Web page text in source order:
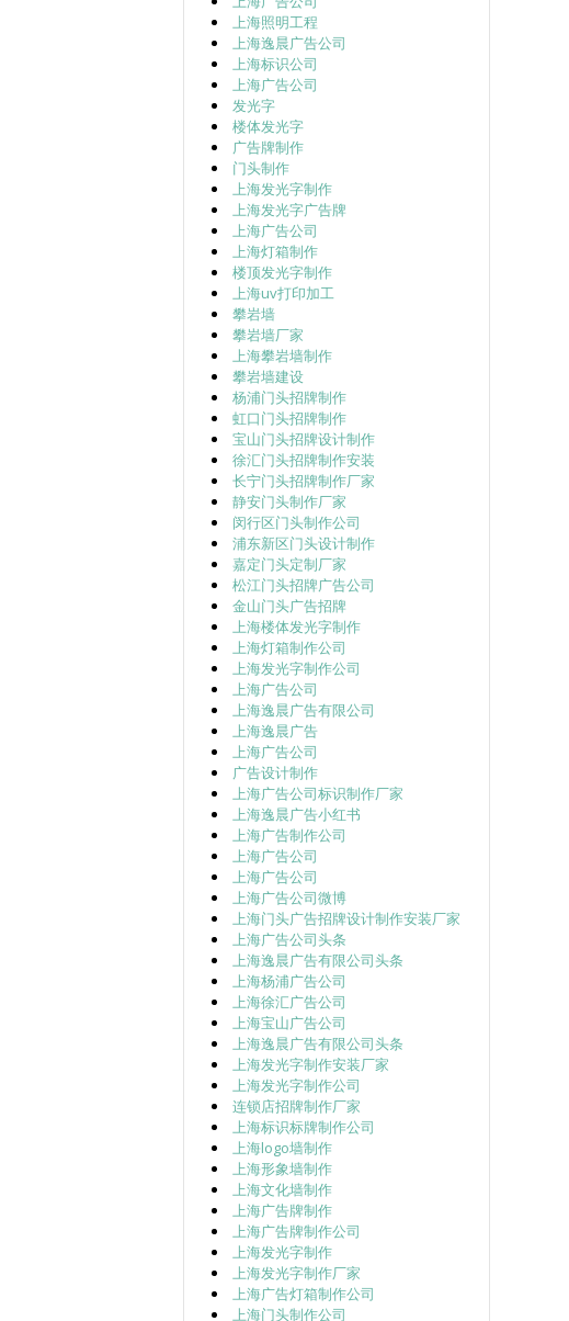
上海照明工程
上海逸晨广告公司
上海标识公司
上海广告公司
发光字
楼体发光字
广告牌制作
门头制作
上海发光字制作
上海发光字广告牌
上海广告公司
上海灯箱制作
楼顶发光字制作
上海uv打印加工
攀岩墙
攀岩墙厂家
上海攀岩墙制作
攀岩墙建设
杨浦门头招牌制作
虹口门头招牌制作
宝山门头招牌设计制作
徐汇门头招牌制作安装
长宁门头招牌制作厂家
静安门头制作厂家
闵行区门头制作公司
浦东新区门头设计制作
嘉定门头定制厂家
松江门头招牌广告公司
金山门头广告招牌
上海楼体发光字制作
上海灯箱制作公司
上海发光字制作公司
上海广告公司
上海逸晨广告有限公司
上海逸晨广告
上海广告公司
广告设计制作
上海广告公司标识制作厂家
上海逸晨广告小红书
上海广告制作公司
上海广告公司
上海广告公司
上海广告公司微博
上海门头广告招牌设计制作安装厂家
上海广告公司头条
上海逸晨广告有限公司头条
上海杨浦广告公司
上海徐汇广告公司
上海宝山广告公司
上海逸晨广告有限公司头条
上海发光字制作安装厂家
上海发光字制作公司
连锁店招牌制作厂家
上海标识标牌制作公司
上海logo墙制作
上海形象墙制作
上海文化墙制作
上海广告牌制作
上海广告牌制作公司
上海发光字制作
上海发光字制作厂家
上海广告灯箱制作公司
上海门头制作公司